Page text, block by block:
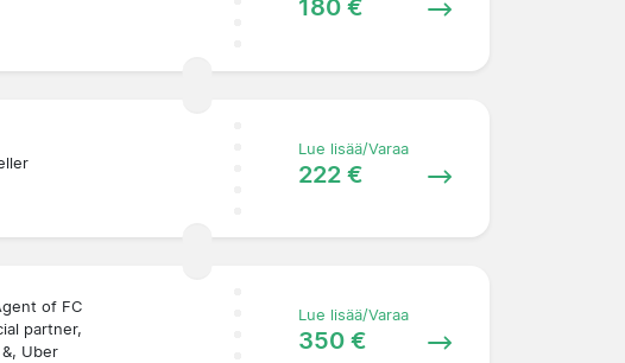
180 €
Lue lisää/Varaa
222 €
of FC
partner,
Uber
Lue lisää/Varaa
350 €